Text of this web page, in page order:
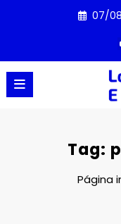
07/
Tag:
Página